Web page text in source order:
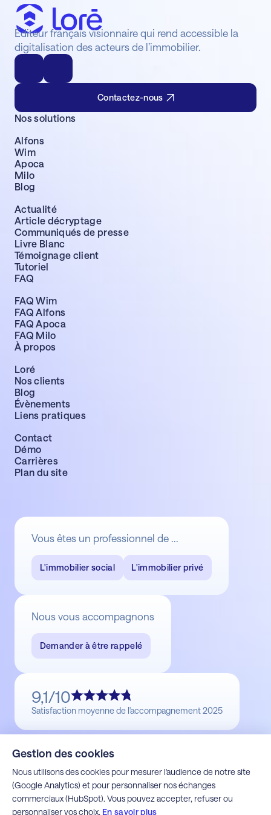
Les
(invariants cadastraux à travers les
matrices cadastrales ou GMBI).
logements futurs).
Simulateur de projet immobilier
vous accompagner dans vos projets de
construction ou de transformation d’un
bien immobilier pour estimer vos futures
Éditeur français visionnaire qui rend accessible la
digitalisation des acteurs de l’immobilier.
Contactez-nous
Nos solutions
Alfons
Wim
Apoca
Milo
Blog
Actualité
Article décryptage
Communiqués de presse
Livre Blanc
Témoignage client
Tutoriel
FAQ
FAQ Wim
FAQ Alfons
FAQ Apoca
FAQ Milo
À propos
Loré
Nos clients
Blog
Évènements
Liens pratiques
Contact
Démo
Carrières
Plan du site
Vous êtes un professionnel de ...
L'immobilier social L'immobilier privé
Nous vous accompagnons
Demander à être rappelé
9,1/10
Satisfaction moyenne de l'accompagnement 2025
Gestion des cookies
Nous utilisons des cookies pour mesurer l'audience de notre site
(Google Analytics) et pour personnaliser nos échanges
commerciaux (HubSpot). Vous pouvez accepter, refuser ou
personnaliser vos choix. En savoir plus